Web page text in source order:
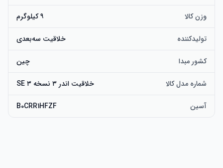
وزن کالا ۹ کیلوگرم
تولیدکننده خلاقیت سه‌بعدی
کشور مبدا چین
شماره مدل کالا
آسین ‎B0CRR1HFZF